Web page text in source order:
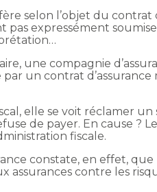
selon l’objet du
pas expressément
une compagnie
un contrat
elle se voit réclamer
de payer. En cause ?
fiscale.
constate, en effet,
assurances contre les